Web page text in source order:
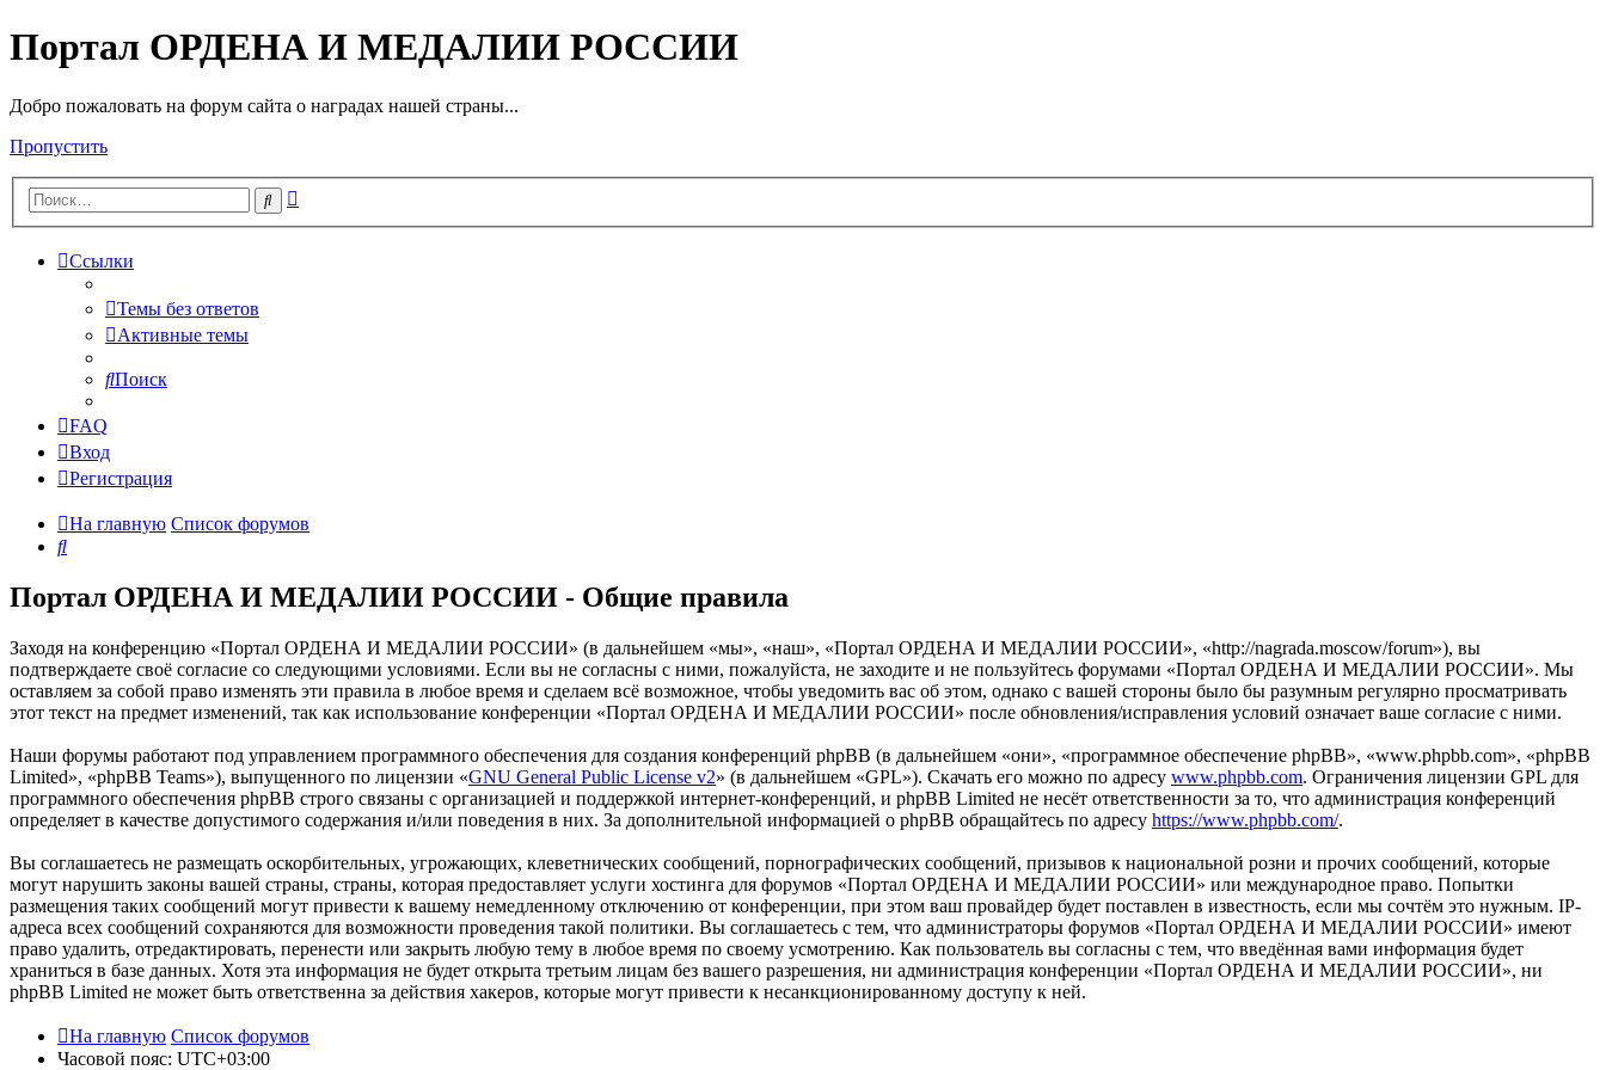
Портал ОРДЕНА И МЕДАЛИИ РОССИИ
Добро пожаловать на форум сайта о наградах нашей страны...
Пропустить
Поиск
Ссылки
Темы без ответов
Активные темы
Поиск
FAQ
Вход
Регистрация
На главную Список форумов
Поиск
Портал ОРДЕНА И МЕДАЛИИ РОССИИ - Общие правила
Заходя на конференцию «Портал ОРДЕНА И МЕДАЛИИ РОССИИ» (в дальнейшем «мы», «наш», «Портал ОРДЕНА И МЕДАЛИИ РОССИИ», «http://nagrada.moscow/forum»), вы
подтверждаете своё согласие со следующими условиями. Если вы не согласны с ними, пожалуйста, не заходите и не пользуйтесь форумами «Портал ОРДЕНА И МЕДАЛИИ РОССИИ». Мы
оставляем за собой право изменять эти правила в любое время и сделаем всё возможное, чтобы уведомить вас об этом, однако с вашей стороны было бы разумным регулярно просматривать
этот текст на предмет изменений, так как использование конференции «Портал ОРДЕНА И МЕДАЛИИ РОССИИ» после обновления/исправления условий означает ваше согласие с ними.
Наши форумы работают под управлением программного обеспечения для создания конференций phpBB (в дальнейшем «они», «программное обеспечение phpBB», «www.phpbb.com», «phpBB
Limited», «phpBB Teams»), выпущенного по лицензии «GNU General Public License v2» (в дальнейшем «GPL»). Скачать его можно по адресу www.phpbb.com. Ограничения лицензии GPL для
программного обеспечения phpBB строго связаны с организацией и поддержкой интернет-конференций, и phpBB Limited не несёт ответственности за то, что администрация конференций
определяет в качестве допустимого содержания и/или поведения в них. За дополнительной информацией о phpBB обращайтесь по адресу https://www.phpbb.com/.
Вы соглашаетесь не размещать оскорбительных, угрожающих, клеветнических сообщений, порнографических сообщений, призывов к национальной розни и прочих сообщений, которые
могут нарушить законы вашей страны, страны, которая предоставляет услуги хостинга для форумов «Портал ОРДЕНА И МЕДАЛИИ РОССИИ» или международное право. Попытки
размещения таких сообщений могут привести к вашему немедленному отключению от конференции, при этом ваш провайдер будет поставлен в известность, если мы сочтём это нужным. IP-
адреса всех сообщений сохраняются для возможности проведения такой политики. Вы соглашаетесь с тем, что администраторы форумов «Портал ОРДЕНА И МЕДАЛИИ РОССИИ» имеют
право удалить, отредактировать, перенести или закрыть любую тему в любое время по своему усмотрению. Как пользователь вы согласны с тем, что введённая вами информация будет
храниться в базе данных. Хотя эта информация не будет открыта третьим лицам без вашего разрешения, ни администрация конференции «Портал ОРДЕНА И МЕДАЛИИ РОССИИ», ни
phpBB Limited не может быть ответственна за действия хакеров, которые могут привести к несанкционированному доступу к ней.
На главную Список форумов
Часовой пояс: UTC+03:00